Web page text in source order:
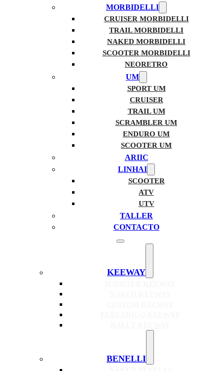
MORBIDELLI
CRUISER MORBIDELLI
TRAIL MORBIDELLI
NAKED MORBIDELLI
SCOOTER MORBIDELLI
NEORETRO
UM
SPORT UM
CRUISER
TRAIL UM
SCRAMBLER UM
ENDURO UM
SCOOTER UM
ARIIC
LINHAI
SCOOTER
ATV
UTV
TALLER
CONTACTO
KEEWAY
BENELLI